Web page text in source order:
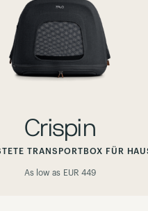
Crispin
TRANSPORTBOX FÜR
As low as EUR 449